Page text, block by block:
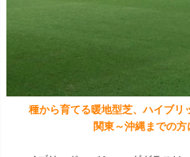
種から育てる暖地型芝、ハイブリ
関東～沖縄までの